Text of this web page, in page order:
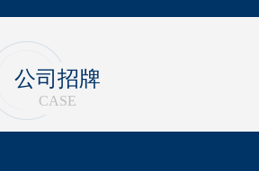
公司招牌
CASE